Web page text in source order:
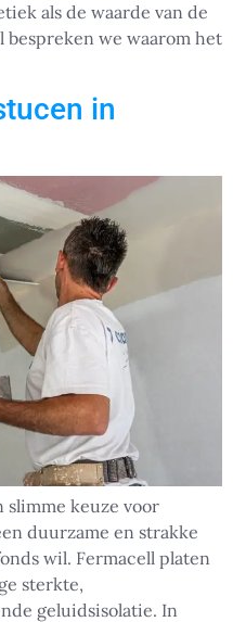
als de waarde van de
we waarom het
in
slimme keuze voor
duurzame en strakke
wil. Fermacell platen
sterkte,
geluidsisolatie. In